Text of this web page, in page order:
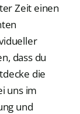
Zeit einen
dass du
die
uns im
und